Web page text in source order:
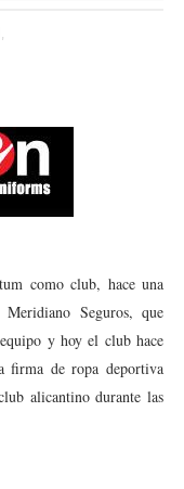
como club, hace una
Meridiano Seguros, que
y hoy el club hace
firma de ropa deportiva
alicantino durante las